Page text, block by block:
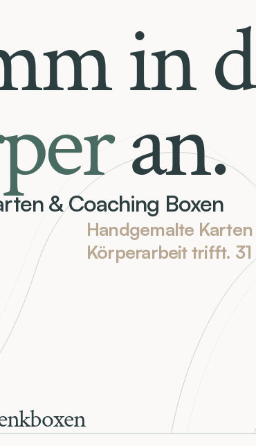
in
an.
& Coaching Boxen
Handgemalte
Körperarbeit trifft.